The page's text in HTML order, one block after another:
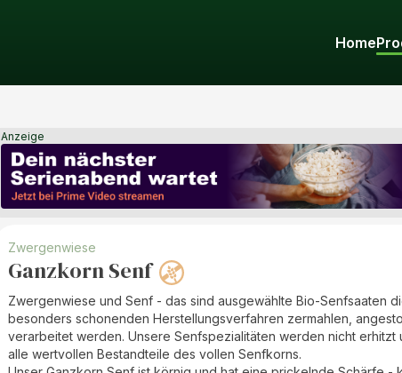
Home
Anzeige
Zwergenwiese
Ganzkorn Senf
Zwergenwiese und Senf - das sind ausgewählte Bio-Senfsaaten
besonders schonenden Herstellungsverfahren zermahlen,
verarbeitet werden. Unsere Senfspezialitäten werden nicht erhitzt
alle wertvollen Bestandteile des vollen Senfkorns.